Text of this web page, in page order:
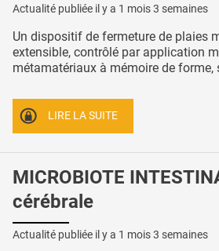
Actualité publiée il y a 1 mois 3 semaines
Un dispositif de fermeture de plaies
extensible, contrôlé par application
métamatériaux à mémoire de forme,
LIRE LA SUITE
MICROBIOTE
cérébrale
Actualité publiée il y a 1 mois 3 semaines